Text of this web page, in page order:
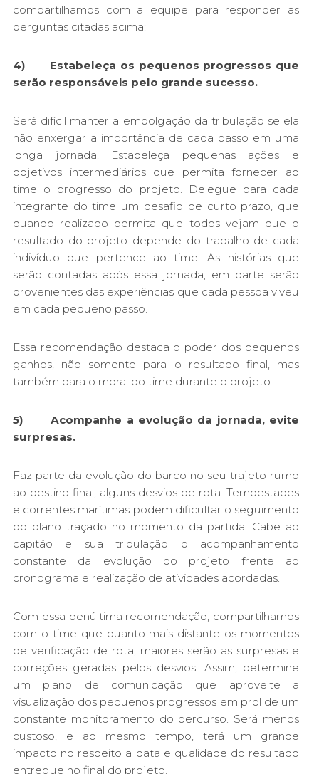
compartilhamos com a equipe para responder as
perguntas citadas acima:
4) Estabeleça os pequenos progressos que
serão responsáveis pelo grande sucesso.
Será difícil manter a empolgação da tribulação se ela
não enxergar a importância de cada passo em uma
longa jornada. Estabeleça pequenas ações e
objetivos intermediários que permita fornecer ao
time o progresso do projeto. Delegue para cada
integrante do time um desafio de curto prazo, que
quando realizado permita que todos vejam que o
resultado do projeto depende do trabalho de cada
indivíduo que pertence ao time. As histórias que
serão contadas após essa jornada, em parte serão
provenientes das experiências que cada pessoa viveu
em cada pequeno passo.
Essa recomendação destaca o poder dos pequenos
ganhos, não somente para o resultado final, mas
também para o moral do time durante o projeto.
5) Acompanhe a evolução da jornada, evite
surpresas.
Faz parte da evolução do barco no seu trajeto rumo
ao destino final, alguns desvios de rota. Tempestades
e correntes marítimas podem dificultar o seguimento
do plano traçado no momento da partida. Cabe ao
capitão e sua tripulação o acompanhamento
constante da evolução do projeto frente ao
cronograma e realização de atividades acordadas.
Com essa penúltima recomendação, compartilhamos
com o time que quanto mais distante os momentos
de verificação de rota, maiores serão as surpresas e
correções geradas pelos desvios. Assim, determine
um plano de comunicação que aproveite a
visualização dos pequenos progressos em prol de um
constante monitoramento do percurso. Será menos
custoso, e ao mesmo tempo, terá um grande
impacto no respeito a data e qualidade do resultado
entregue no final do projeto.